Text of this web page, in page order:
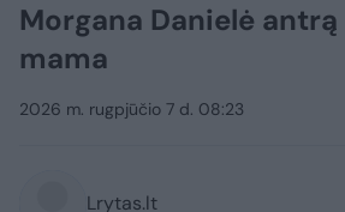
Morgana Danielė
mama
2026 m. rugpjūčio 7 d. 08:23
Lrytas.lt